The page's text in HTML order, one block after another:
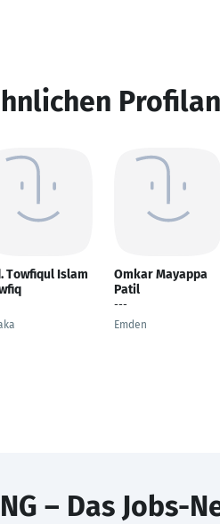
Towfiqul Islam
Omkar Mayappa
Patil
---
Emden
– Das Jobs-